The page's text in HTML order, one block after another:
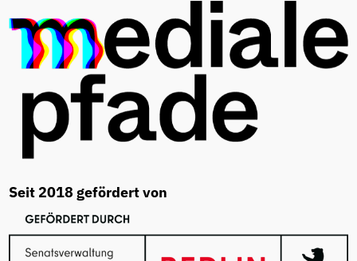
Seit 2018 gefördert von